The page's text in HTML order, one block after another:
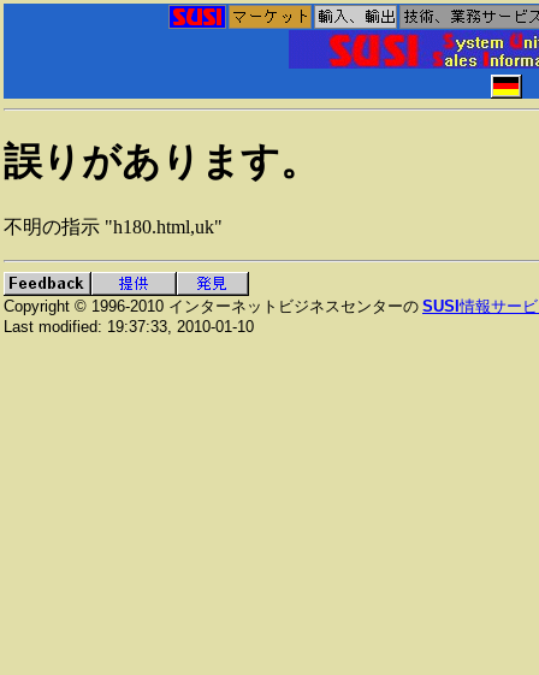
誤りがあります。
不明の指示 "h180.html,uk"
Copyright © 1996-2010 インターネットビジネスセンターの SUSI情報サー
Last modified: 19:37:33 2010-01-10